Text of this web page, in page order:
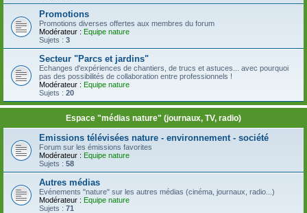
Promotions
Promotions diverses offertes aux membres du forum
Modérateur : Equipe nature
Sujets : 3
Secteur "Parcs et jardins"
Echanges d'expériences de chantiers, de trucs et astuces... avec pourquoi
pas des possibilités de collaboration entre professionnels !
Modérateur : Equipe nature
Sujets : 20
Espace "médias nature" (journaux, TV, radio)
Emissions télévisées nature - environnement - société
Forum sur les émissions favorites
Modérateur : Equipe nature
Sujets : 58
Autres médias
Evénements "nature" sur les autres médias (cinéma, journaux, radio...)
Modérateur : Equipe nature
Sujets : 71